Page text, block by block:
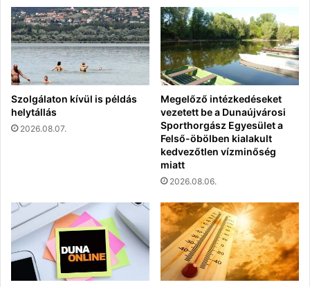
Szolgálaton kívül is példás
helytállás
2026.08.07.
Megelőző intézkedéseket
vezetett be a Dunaújvárosi
Sporthorgász Egyesület a
Felső-öbölben kialakult
kedvezőtlen vízminőség
miatt
2026.08.06.